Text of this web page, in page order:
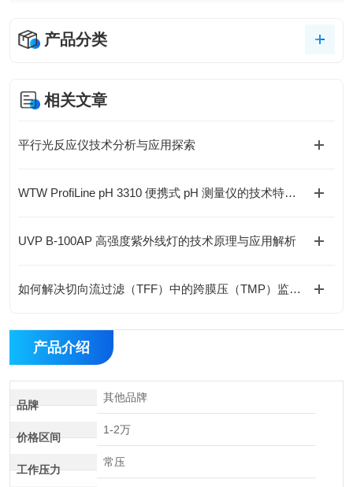
产品分类
相关文章
平行光反应仪技术分析与应用探索
WTW ProfiLine pH 3310 便携式 pH 测量仪的技术特点与应用解析
UVP B-100AP 高强度紫外线灯的技术原理与应用解析
如何解决切向流过滤（TFF）中的跨膜压（TMP）监测难题？
产品介绍
品牌
其他品牌
价格区间
1-2万
工作压力
常压